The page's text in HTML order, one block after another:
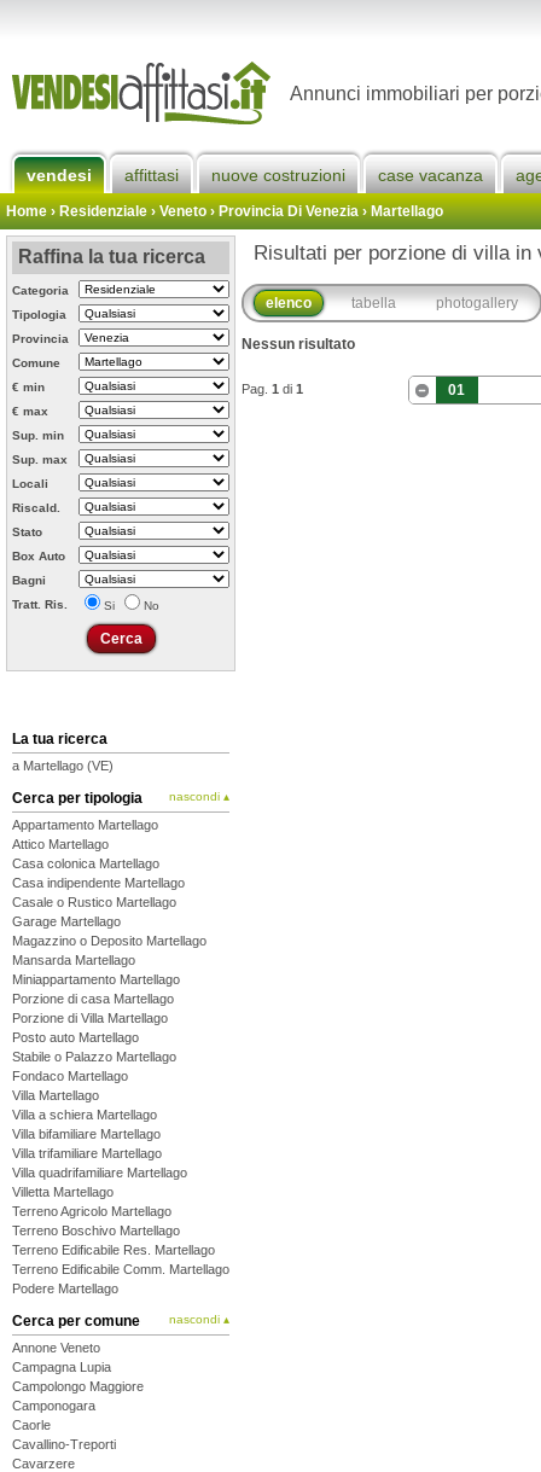
Annunci immobiliari per
vendesi affittasi nuove costruzioni case vacanza
Home› Residenziale › Veneto ›Provincia Di Venezia›Martellago
Raffina la tua ricerca
Categoria
Tipologia
Provincia
Comune
€ min
€ max
Sup. min
Sup. max
Locali
Riscald.
Stato
Box Auto
Bagni
Tratt. Ris.
Si No
La tua ricerca
a Martellago (VE)
Cerca per tipologia nascondi ▴
Appartamento Martellago
Attico Martellago
Casa colonica Martellago
Casa indipendente Martellago
Casale o Rustico Martellago
Garage Martellago
Magazzino o Deposito Martellago
Mansarda Martellago
Miniappartamento Martellago
Porzione di casa Martellago
Porzione di Villa Martellago
Posto auto Martellago
Stabile o Palazzo Martellago
Fondaco Martellago
Villa Martellago
Villa a schiera Martellago
Villa bifamiliare Martellago
Villa trifamiliare Martellago
Villa quadrifamiliare Martellago
Villetta Martellago
Terreno Agricolo Martellago
Terreno Boschivo Martellago
Terreno Edificabile Res. Martellago
Terreno Edificabile Comm. Martellago
Podere Martellago
Cerca per comune nascondi ▴
Annone Veneto
Campagna Lupia
Campolongo Maggiore
Camponogara
Caorle
Cavallino-Treporti
Cavarzere
Risultati per porzione di villa in
elenco tabella photogallery
Nessun risultato
Pag. 1 di 1 01